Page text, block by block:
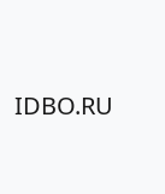
IDBO.RU